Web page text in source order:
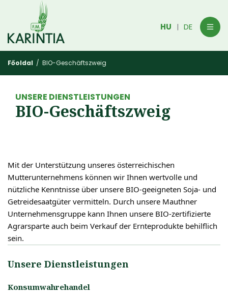
HU | DE
Főoldal / BIO-Geschäftszweig
UNSERE DIENSTLEISTUNGEN
BIO-Geschäftszweig
Mit der Unterstützung unseres österreichischen
Mutterunternehmens können wir Ihnen wertvolle und
nützliche Kenntnisse über unsere BIO-geeigneten Soja- und
Getreidesaatgüter vermitteln. Durch unsere Mauthner
Unternehmensgruppe kann Ihnen unsere BIO-zertifizierte
Agrarsparte auch beim Verkauf der Ernteprodukte behilflich
sein.
Unsere Dienstleistungen
Konsumwahrehandel